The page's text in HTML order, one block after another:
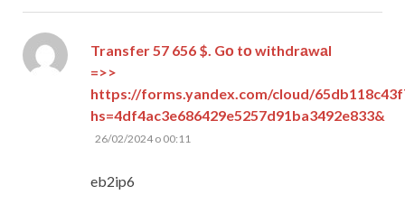
Transfer 57 656 $. Gо tо withdrаwаl
=>>
https://forms.yandex.com/cloud/
hs=4df4ac3e686429e5257d91ba3492e833&
pisze:
26/02/2024 o 00:11
eb2ip6